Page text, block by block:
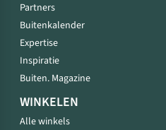
Partners
Buitenkalender
Expertise
Inspiratie
Buiten. Magazine
WINKELEN
Alle winkels